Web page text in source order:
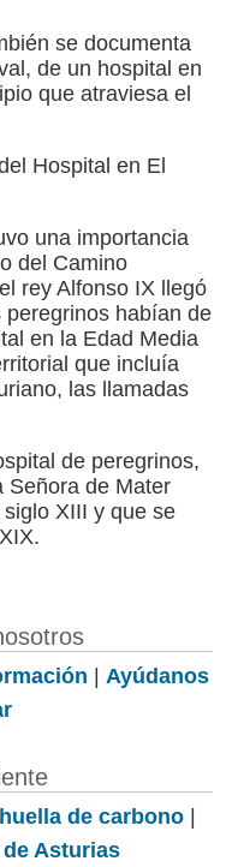
se documenta
de un hospital en
que atraviesa el
Hospital en El
una importancia
del Camino
rey Alfonso IX llegó
habían de
en la Edad Media
que incluía
las llamadas
de peregrinos,
Señora de Mater
XIII y que se
| Ayúdanos
de carbono|
Asturias